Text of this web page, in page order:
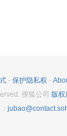
- 保护隐私权 -
搜狐公司 版权